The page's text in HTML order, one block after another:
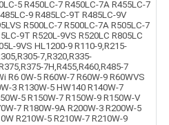
5 R450LC-7 R450LC-7A R455LC-7
9 R485LC-9T R485LC-9V
R500LC-7 R500LC-7A R505LC-7
9T R520L-9VS R520LC R805LC
9VS HL1200-9 R110-9,R215-
7,R320,R335-
7H,R455,R460,R485-7
R6 0W-5 R60W-7 R60W-9 R60WVS
3 R130W-5 HW140 R140W-7
5 R150W-7 R150W-9 R150W-V
7 R180W-9A R200W-3 R200W-5
R210W-5 R210W-7 R210W-9